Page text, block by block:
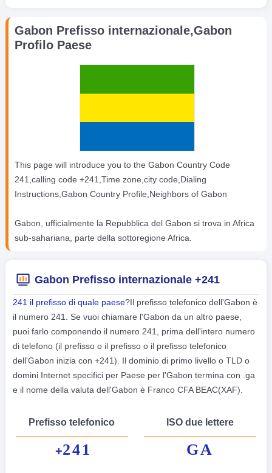
Gabon Prefisso internazionale,Gabon
Profilo Paese
This page will introduce you to the Gabon Country Code
241,calling code +241,Time zone,city code,Dialing
Instructions,Gabon Country Profile,Neighbors of Gabon
Gabon, ufficialmente la Repubblica del Gabon si trova in Africa
sub-sahariana, parte della sottoregione Africa.
Gabon Prefisso internazionale +241
241 il prefisso di quale paese?Il prefisso telefonico dell'Gabon è
il numero 241. Se vuoi chiamare l'Gabon da un altro paese,
puoi farlo componendo il numero 241, prima dell'intero numero
di telefono (il prefisso o il prefisso o il prefisso telefonico
dell'Gabon inizia con +241). Il dominio di primo livello o TLD o
domini Internet specifici per Paese per l'Gabon termina con .ga
e il nome della valuta dell'Gabon è Franco CFA BEAC(XAF).
Prefisso telefonico
+241
ISO due lettere
GA